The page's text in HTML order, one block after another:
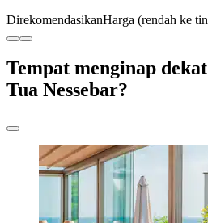
DirekomendasikanHarga (rendah ke
Tempat menginap
Tua Nessebar?